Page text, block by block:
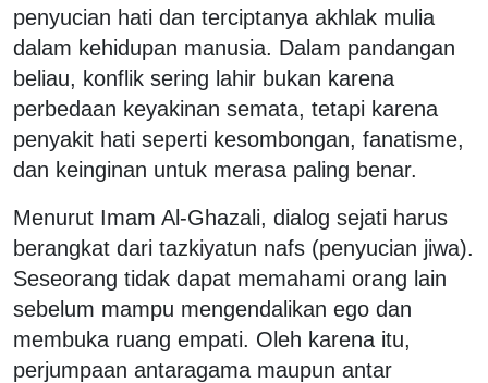
penyucian hati dan terciptanya akhlak mulia
dalam kehidupan manusia. Dalam pandangan
beliau, konflik sering lahir bukan karena
perbedaan keyakinan semata, tetapi karena
penyakit hati seperti kesombongan, fanatisme,
dan keinginan untuk merasa paling benar.
Menurut Imam Al-Ghazali, dialog sejati harus
berangkat dari tazkiyatun nafs (penyucian jiwa).
Seseorang tidak dapat memahami orang lain
sebelum mampu mengendalikan ego dan
membuka ruang empati. Oleh karena itu,
perjumpaan antaragama maupun antar